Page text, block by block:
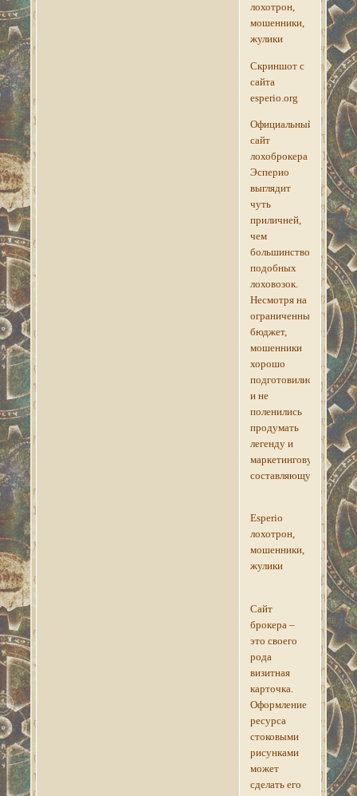
лохотрон,
мошенники,
жулики
Скриншот с
сайта
esperio.org
Официальный
сайт
лохоброкера
Эсперио
выглядит
чуть
приличней,
чем
большинство
подобных
лоховозок.
Несмотря на
ограниченный
бюджет,
мошенники
хорошо
подготовились,
и не
поленились
продумать
легенду и
маркетинговую
составляющую.
Esperio
лохотрон,
мошенники,
жулики
Сайт
брокера –
это своего
рода
визитная
карточка.
Оформление
ресурса
стоковыми
рисунками
может
сделать его